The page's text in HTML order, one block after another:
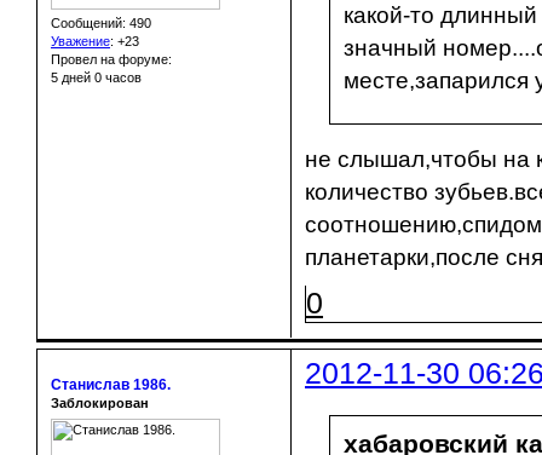
Сообщений: 490
Уважение: +23
Провел на форуме:
5 дней 0 часов
какой-то
значный
месте,запарился
не слышал,чтобы на
количество
планетарки,после
0
2012-11-30
Станислав 1986.
Заблокирован
хабаровский